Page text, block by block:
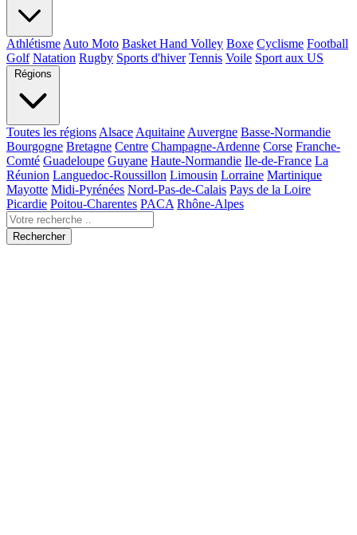
Athlétisme Auto Moto Basket Hand Volley Boxe Cyclisme Football
Golf Natation Rugby Sports d'hiver Tennis Voile Sport aux US
Régions
Toutes les régions Alsace Aquitaine Auvergne Basse-Normandie
Bourgogne Bretagne Centre Champagne-Ardenne Corse Franche-
Comté Guadeloupe Guyane Haute-Normandie Ile-de-France La
Réunion Languedoc-Roussillon Limousin Lorraine Martinique
Mayotte Midi-Pyrénées Nord-Pas-de-Calais Pays de la Loire
Picardie Poitou-Charentes PACA Rhône-Alpes
Rechercher